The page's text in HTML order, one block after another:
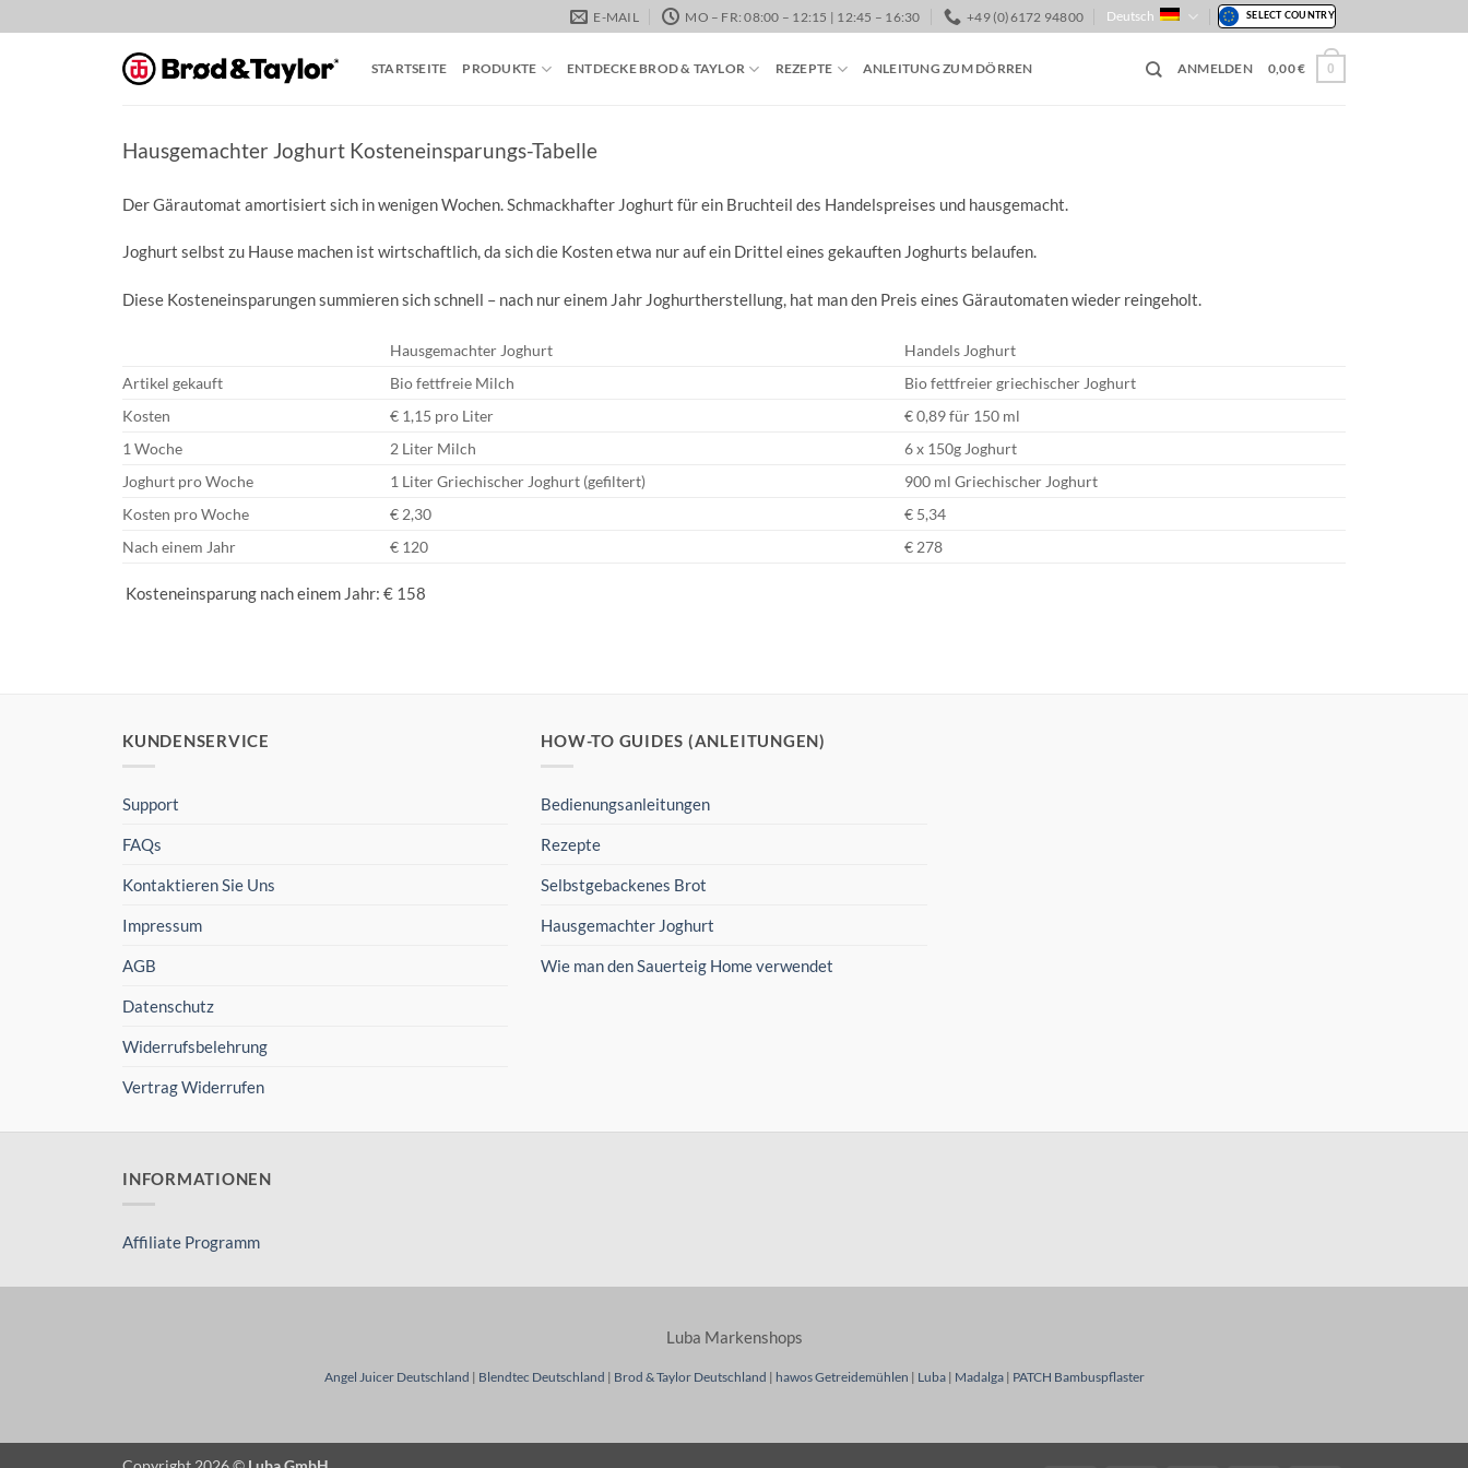
Inhalt
E-MAIL MO – FR: 08:00 – 12:15 | 12:45 – 16:30 +49 (0)6172 94800 Deutsch SELECT COUNTRY
STARTSEITE PRODUKTE ENTDECKE BROD & TAYLOR REZEPTE ANLEITUNG ZUM DÖRREN ANMELDEN 0,00€ 0
Hausgemachter Joghurt Kosteneinsparungs-Tabelle
Der Gärautomat amortisiert sich in wenigen Wochen. Schmackhafter Joghurt für ein Bruchteil des Handelspreises und hausgemacht.
Joghurt selbst zu Hause machen ist wirtschaftlich, da sich die Kosten etwa nur auf ein Drittel eines gekauften Joghurts belaufen.
Diese Kosteneinsparungen summieren sich schnell – nach nur einem Jahr Joghurtherstellung, hat man den Preis eines Gärautomaten wieder reingeholt.
Hausgemachter Joghurt
Handels Joghurt
Artikel gekauft
Bio fettfreie Milch
Bio fettfreier griechischer Joghurt
Kosten
€ 1,15 pro Liter
€ 0,89 für 150 ml
1 Woche
2 Liter Milch
6 x 150g Joghurt
Joghurt pro Woche
1 Liter Griechischer Joghurt (gefiltert)
900 ml Griechischer Joghurt
Kosten pro Woche
€ 2,30
€ 5,34
Nach einem Jahr
€ 120 € 278
Kosteneinsparung nach einem Jahr: € 158
KUNDENSERVICE
Support
FAQs
Kontaktieren Sie Uns
Impressum
AGB
Datenschutz
Widerrufsbelehrung
Vertrag Widerrufen
HOW-TO GUIDES (ANLEITUNGEN)
Bedienungsanleitungen
Rezepte
Selbstgebackenes Brot
Hausgemachter Joghurt
Wie man den Sauerteig Home verwendet
INFORMATIONEN
Affiliate Programm
Luba Markenshops
Angel Juicer Deutschland | Blendtec Deutschland | Brod & Taylor Deutschland | hawos Getreidemühlen | Luba| Madalga| PATCH Bambuspflaster